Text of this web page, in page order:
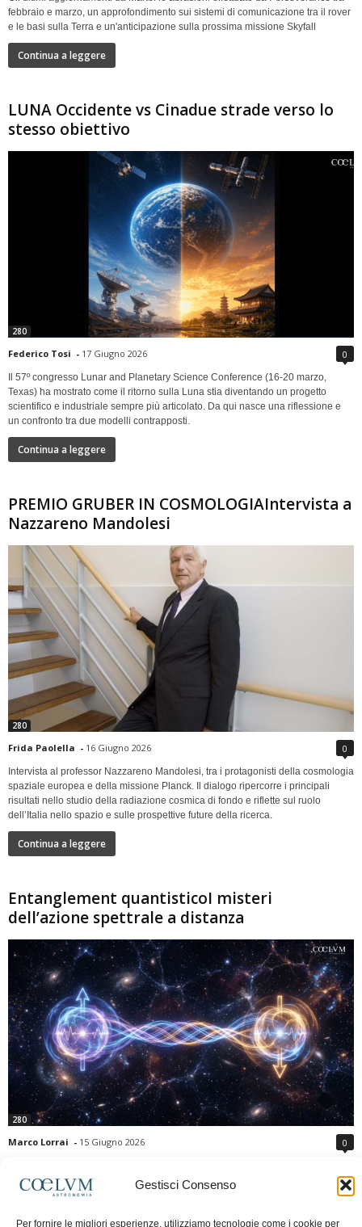
Gestisci Consenso
Per fornire le migliori esperienze, utilizziamo tecnologie come i cookie per
febbraio e marzo, un approfondimento sui sistemi di comunicazione tra il rover
e le basi sulla Terra e un'anticipazione sulla prossima missione Skyfall
Continua a leggere
LUNA Occidente vs Cinadue strade verso lo
stesso obiettivo
280
Federico Tosi - 17 Giugno 2026 0
Il 57º congresso Lunar and Planetary Science Conference (16-20 marzo,
Texas) ha mostrato come il ritorno sulla Luna stia diventando un progetto
scientifico e industriale sempre più articolato. Da qui nasce una riflessione e
un confronto tra due modelli contrapposti.
Continua a leggere
PREMIO GRUBER IN COSMOLOGIAIntervista a
Nazzareno Mandolesi
280
Frida Paolella - 16 Giugno 2026 0
Intervista al professor Nazzareno Mandolesi, tra i protagonisti della cosmologia
spaziale europea e della missione Planck. Il dialogo ripercorre i principali
risultati nello studio della radiazione cosmica di fondo e riflette sul ruolo
dell’Italia nello spazio e sulle prospettive future della ricerca.
Continua a leggere
Entanglement quantisticoI misteri
dell’azione spettrale a distanza
280
Marco Lorrai - 15 Giugno 2026 0
moderna: due particelle possono mostrare correlazioni che sembrano ignorare
la distanza che le separa. Gli esperimenti e i teoremi di Bell hanno escluso le
previsioni della meccanica quantistica. Nonostante ciò, l'entanglement non